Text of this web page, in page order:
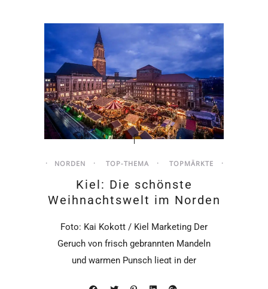
NORDEN TOP-THEMA TOPMÄRKTE
Kiel: Die schönste
Weihnachtswelt im Norden
Foto: Kai Kokott / Kiel Marketing Der
Geruch von frisch gebrannten Mandeln
und warmen Punsch liegt in der